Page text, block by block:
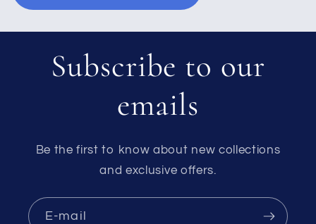
Subscribe to our
emails
Be the first to know about new collections
and exclusive offers.
E-mail